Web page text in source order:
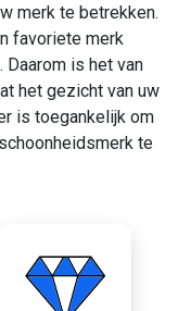
merk te betrekken.
favoriete merk
Daarom is het van
het gezicht van uw
is toegankelijk om
te